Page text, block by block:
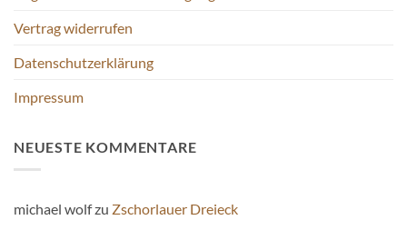
Vertrag widerrufen
Datenschutzerklärung
Impressum
NEUESTE KOMMENTARE
michael wolfzu Zschorlauer Dreieck